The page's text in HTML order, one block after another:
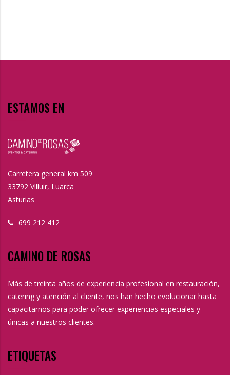
ESTAMOS EN
Carretera general km 509
33792 Villuir, Luarca
Asturias
699 212 412
CAMINO DE ROSAS
Más de treinta años de experiencia profesional en restauración,
catering y atención al cliente, nos han hecho evolucionar hasta
capacitarnos para poder ofrecer experiencias especiales y
únicas a nuestros clientes.
ETIQUETAS